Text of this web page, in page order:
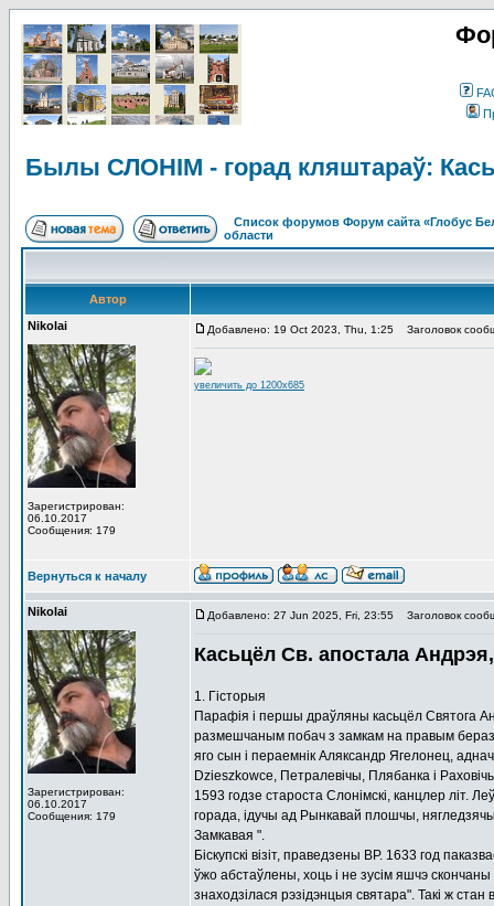
Былы СЛОНІМ - горад кляштараў:
Список форумов Форум сайта «Глобус
области
Автор
Nikolai
Зарегистрирован:
06.10.2017
Сообщения: 179
Добавлено: 19 Oct 2023, Thu, 1:25 Заголовок
увеличить до 1200x685
Вернуться к началу
Nikolai
Зарегистрирован:
06.10.2017
Сообщения: 179
Добавлено: 27 Jun 2025, Fri, 23:55 Заголовок
Касьцёл Св. апостала
1. Гісторыя
Парафія і першы драўляны касьцёл Святога
размешчаным побач з замкам на правым
яго сын і пераемнік Аляксандр Ягелонец,
Dzieszkowce, Петралевічы, Плябанка і
1593 годзе староста Слонімскі, канцлер літ.
горада, ідучы ад Рынкавай плошчы,
Замкавая ".
Біскупскі візіт, праведзены ВР. 1633 год
ўжо абстаўлены, хоць і не зусім яшчэ
знаходзілася рэзідэнцыя святара". Такі ж